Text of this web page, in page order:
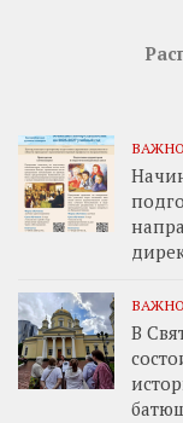
ВАЖНО
ВАЖНО
В